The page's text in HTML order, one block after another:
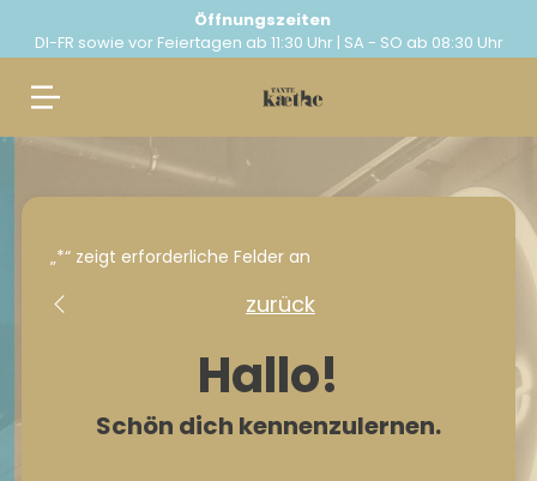
Springe
Inhalt
Öffnungszeiten
DI-FR sowie vor Feiertagen ab 11:30 Uhr | SA - SO ab 08:30 Uhr
„*“ zeigt erforderliche Felder an
zurück
Hallo!
Schön dich kennenzulernen.